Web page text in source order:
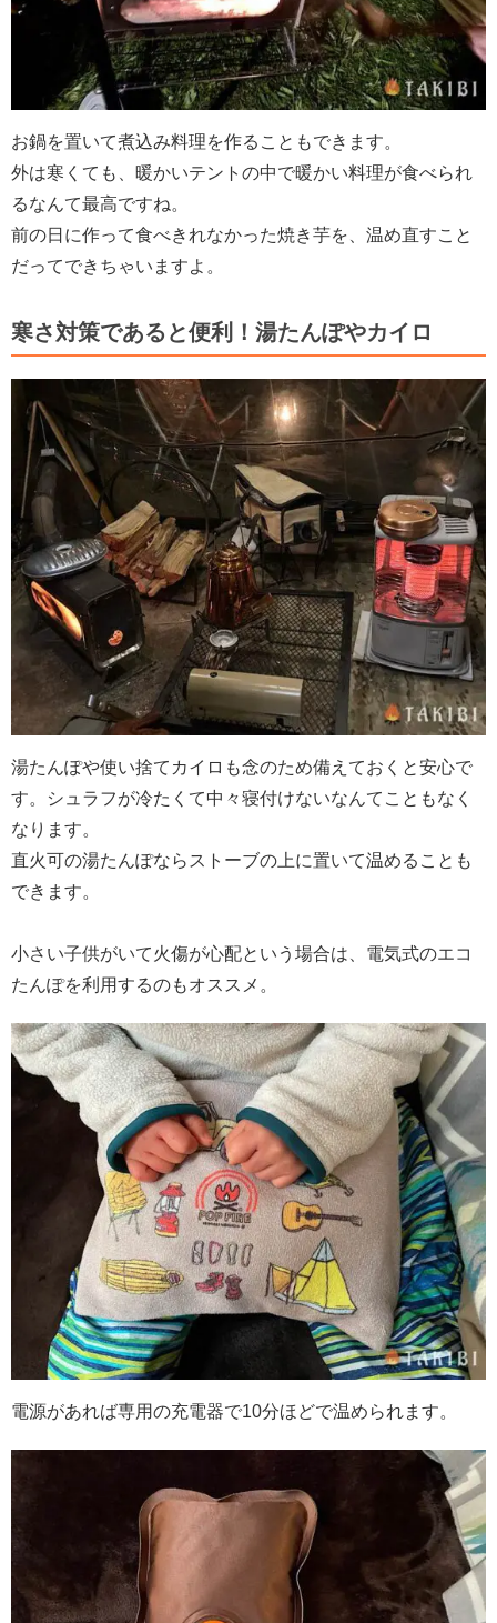
お鍋を置いて煮込み料理を作ることもできます。
外は寒くても、暖かいテントの中で暖かい料理が食べられ
るなんて最高ですね。
前の日に作って食べきれなかった焼き芋を、温め直すこと
だってできちゃいますよ。
寒さ対策であると便利！湯たんぽやカイロ
湯たんぽや使い捨てカイロも念のため備えておくと安心で
す。シュラフが冷たくて中々寝付けないなんてこともなく
なります。
直火可の湯たんぽならストーブの上に置いて温めることも
できます。
小さい子供がいて火傷が心配という場合は、電気式のエコ
たんぽを利用するのもオススメ。
電源があれば専用の充電器で10分ほどで温められます。